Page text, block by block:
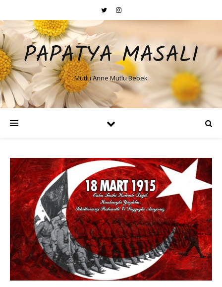
PAPATYA MASALI
Mutlu Anne Mutlu Bebek